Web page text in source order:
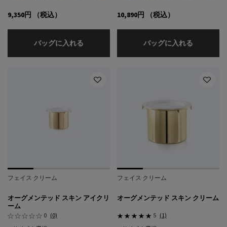
9,350円 （税込）
バッグに入れる リヴィール スキン ファンデーション リフィ
10,890円 （税込）
バッグに入れる
フェイス クリーム
オーグメンテッド スキン アイクリ
ーム
0 (0)
フェイス クリーム
オーグメンテッド スキン クリーム
5 (1)